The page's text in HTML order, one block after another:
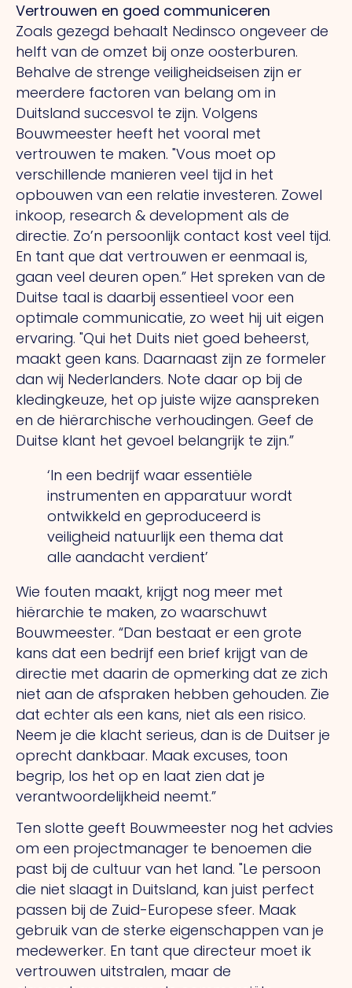
Vertrouwen en goed communiceren
Zoals gezegd behaalt Nedinsco ongeveer de
helft van de omzet bij onze oosterburen.
Behalve de strenge veiligheidseisen zijn er
meerdere factoren van belang om in
Duitsland succesvol te zijn. Volgens
Bouwmeester heeft het vooral met
vertrouwen te maken. "Vous moet op
verschillende manieren veel tijd in het
opbouwen van een relatie investeren. Zowel
inkoop, research & development als de
directie. Zo’n persoonlijk contact kost veel tijd.
En tant que dat vertrouwen er eenmaal is,
gaan veel deuren open.” Het spreken van de
Duitse taal is daarbij essentieel voor een
optimale communicatie, zo weet hij uit eigen
ervaring. "Qui het Duits niet goed beheerst,
maakt geen kans. Daarnaast zijn ze formeler
dan wij Nederlanders. Note daar op bij de
kledingkeuze, het op juiste wijze aanspreken
en de hiërarchische verhoudingen. Geef de
Duitse klant het gevoel belangrijk te zijn.”
‘In een bedrijf waar essentiële
instrumenten en apparatuur wordt
ontwikkeld en geproduceerd is
veiligheid natuurlijk een thema dat
alle aandacht verdient’
Wie fouten maakt, krijgt nog meer met
hiërarchie te maken, zo waarschuwt
Bouwmeester. “Dan bestaat er een grote
kans dat een bedrijf een brief krijgt van de
directie met daarin de opmerking dat ze zich
niet aan de afspraken hebben gehouden. Zie
dat echter als een kans, niet als een risico.
Neem je die klacht serieus, dan is de Duitser je
oprecht dankbaar. Maak excuses, toon
begrip, los het op en laat zien dat je
verantwoordelijkheid neemt.”
Ten slotte geeft Bouwmeester nog het advies
om een projectmanager te benoemen die
past bij de cultuur van het land. "Le persoon
die niet slaagt in Duitsland, kan juist perfect
passen bij de Zuid-Europese sfeer. Maak
gebruik van de sterke eigenschappen van je
medewerker. En tant que directeur moet ik
vertrouwen uitstralen, maar de